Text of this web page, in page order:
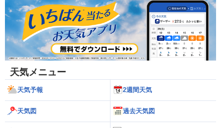
天気メニュー
天気予報 2週間天気
天気図 過去天気図